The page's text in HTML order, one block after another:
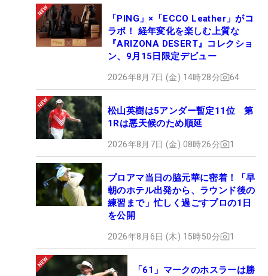
「PING」×「ECCO Leather」がコ
ラボ！ 経年変化を楽しむ上質な
『ARIZONA DESERT』コレクショ
ン、9月15日限定デビュー
2026年8月7日 (金) 14時28分 64
松山英樹は5アンダー暫定11位 第
1Rは悪天候のため順延
2026年8月7日 (金) 08時26分 1
プロアマ当日の脇元華に密着！「早
朝のホテル出発から、ラウンド後の
練習まで」忙しく過ごすプロの1日
を公開
2026年8月6日 (木) 15時50分 1
「61」マークのホスラーは勝